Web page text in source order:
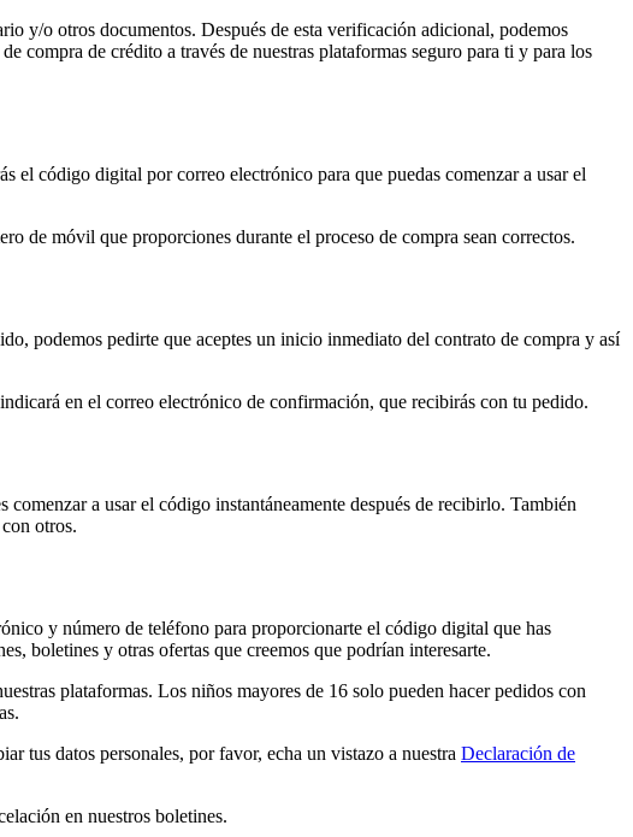
y/o otros documentos. Después de esta verificación adicional, podemos
compra de crédito a través de nuestras plataformas seguro para ti y para los
el código digital por correo electrónico para que puedas comenzar a usar el
de móvil que proporciones durante el proceso de compra sean correctos.
podemos pedirte que aceptes un inicio inmediato del contrato de compra y así
en el correo electrónico de confirmación, que recibirás con tu pedido.
a usar el código instantáneamente después de recibirlo. También
otros.
y número de teléfono para proporcionarte el código digital que has
boletines y otras ofertas que creemos que podrían interesarte.
plataformas. Los niños mayores de 16 solo pueden hacer pedidos con
tus datos personales, por favor, echa un vistazo a nuestra Declaración de
en nuestros boletines.